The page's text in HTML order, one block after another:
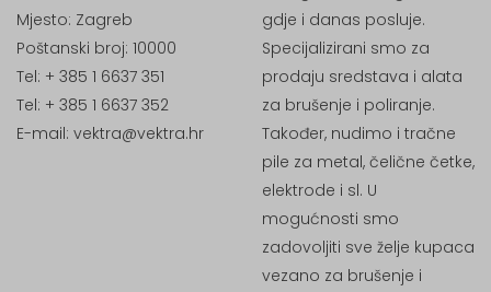
Mjesto: Zagreb
Poštanski broj: 10000
Tel: + 385 1 6637 351
Tel: + 385 1 6637 352
E-mail: vektra@vektra.hr
gdje i danas posluje.
Specijalizirani smo za
prodaju sredstava i alata
za brušenje i poliranje.
Također, nudimo i tračne
pile za metal, čelične četke,
elektrode i sl. U
mogućnosti smo
zadovoljiti sve želje kupaca
vezano za brušenje i